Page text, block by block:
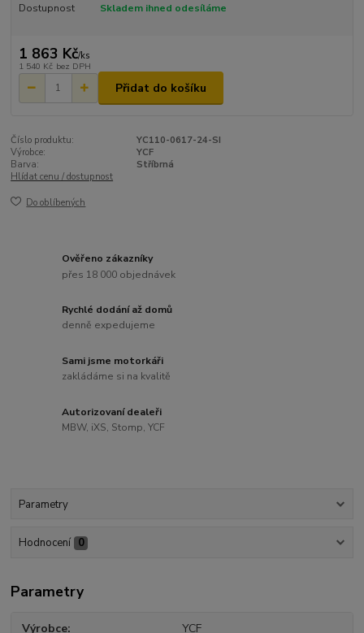
Dostupnost Skladem ihned odesíláme
1 863 Kč/ks
1 540 Kč bez DPH
Přidat do košíku
Číslo produktu:
YC110-0617-24-SI
Výrobce:
YCF
Barva:
Stříbrná
Hlídat cenu / dostupnost
Do oblíbených
Ověřeno zákazníky
přes 18 000 objednávek
Rychlé dodání až domů
denně expedujeme
Sami jsme motorkáři
zakládáme si na kvalitě
Autorizovaní dealeři
MBW, iXS, Stomp, YCF
Parametry
Hodnocení 0
Parametry
Výrobce YCF